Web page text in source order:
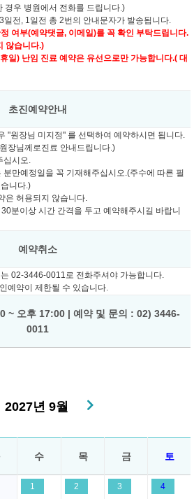
경우 병원에서 전화를 드립니다.)
전, 1일전 총 2번의 안내문자가 발송됩니다.
여부(예약댓글, 이메일)를 꼭 확인 부탁드립니다.
않습니다.)
일) 난임 진료 예약은 유선으로만 가능합니다.( 대
초진예약안내
"원장님 미지정" 를 선택하여 예약하시면 됩니다.
장님께로진료 안내드립니다.)
시오.
만예정일을 꼭 기재해주십시오.(주수에 따른 필
니다.)
은 허용되지 않습니다.
분이상 시간 간격을 두고 예약해주시길 바랍니
예약취소
02-3446-0011로 전화주셔야 가능합니다.
예약이 제한될 수 있습니다.
~ 오후 17:00 | 예약 및 문의 : 02) 3446-
0011
2027년 9월
수 목 금 토
1 2 3 4